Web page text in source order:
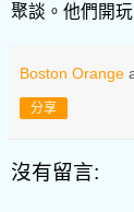
聚談。他們開
Boston Orange
分享
沒有留言: